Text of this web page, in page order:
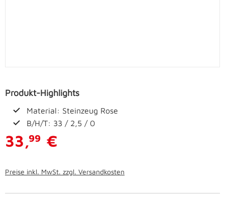
Produkt-Highlights
Material: Steinzeug Rose
B/H/T: 33 / 2,5 / 0
33,99 €
Preise inkl. MwSt. zzgl. Versandkosten